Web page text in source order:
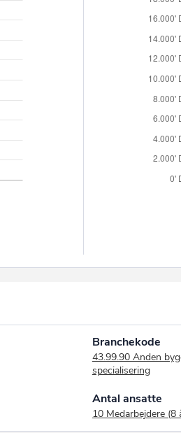
Branchekode
43.99.90 Anden
specialisering
Antal ansatte
10 Medarbejdere